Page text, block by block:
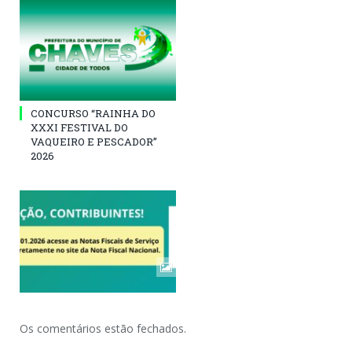
CONCURSO “RAINHA DO
XXXI FESTIVAL DO
VAQUEIRO E PESCADOR”
2026
Os comentários estão fechados.